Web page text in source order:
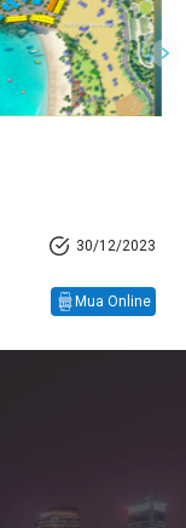
30/12/2023
Mua Online